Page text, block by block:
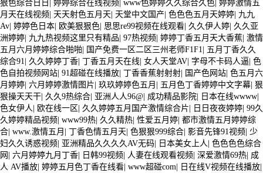
狠色综合日日 | 婷婷综合在线视频| www色婷婷久久综合久色| 婷婷激情五
月天在线视频| 天天射色五月天| 天堂中文国产| 色色色五月天婷婷| 九九
Av| 婷婷色日本| 欧美狠狠色| 思思re99视频在线观看| 久久伊人婷| 久久亚
洲婷婷| 九九热视频这里只有精品| 97热视频| 婷婷丁香五月天大香蕉| 激情
五月六月婷婷综合啪啪| 国产免费一区二区三州老师F1F1 | 五月丁香久久
综合91 | 久久婷婷丁香| 丁香五月天在线| 女人天堂AV| 字母不卡码人逼| 色
色自拍视频网站| 91超碰在线播放| 丁香香蕉射射射| 国产色网站| 色五月六
月婷婷| 六月婷婷激情图片| 玖玖婷婷色五月 | 五月色丁香婷婷中文字幕| 狠
狠操天天干| 久久9热综合| 亚洲人人96@| 成功精品影院| 日本在线wwww|
色女伊人 | 欧在线一区| 久久婷婷五月国产激情综合片| 日日夜夜婷婷| 99久
久婷婷精品视频| www99热| 久久精热| 性爱五月婷| 都市激情五月婷婷综
合| www.激情五月 | 丁香色情五月天| 色狠狠999综合| 影音先锋91视频| 少
妇久久诱惑视频| 亚洲精品久久久久AV无码| 日本美女上人 | 色色色色综合
网 | 六月婷婷九月丁香| 日韩99视频| 人妻在线观看视频| 深爱激情69热| 成
人 AV播放| 婷婷五月色丁香在线看| www超碰com| 日在线V视频在线播放|